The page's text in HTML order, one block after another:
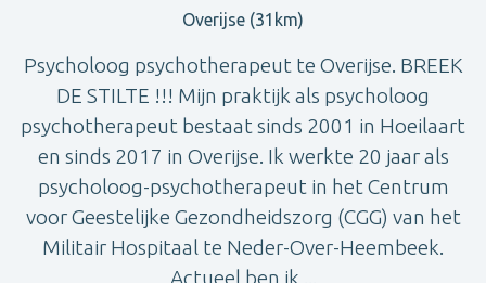
Overijse (31km)
Psycholoog psychotherapeut te Overijse. BREEK
DE STILTE !!! Mijn praktijk als psycholoog
psychotherapeut bestaat sinds 2001 in Hoeilaart
en sinds 2017 in Overijse. Ik werkte 20 jaar als
psycholoog-psychotherapeut in het Centrum
voor Geestelijke Gezondheidszorg (CGG) van het
Militair Hospitaal te Neder-Over-Heembeek.
Actueel ben ik ...